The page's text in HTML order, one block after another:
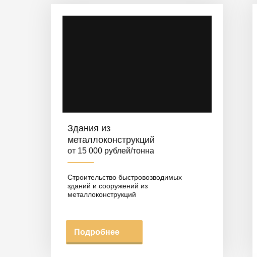
Здания из
металлоконструкций
от 15 000 рублей/тонна
Строительство быстровозводимых
зданий и сооружений из
металлоконструкций
Подробнее